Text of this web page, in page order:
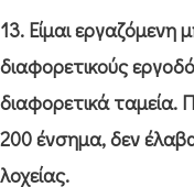
13. Είμαι
διαφορετικούς
διαφορετικά
200 ένσημα, δεν
λοχείας.